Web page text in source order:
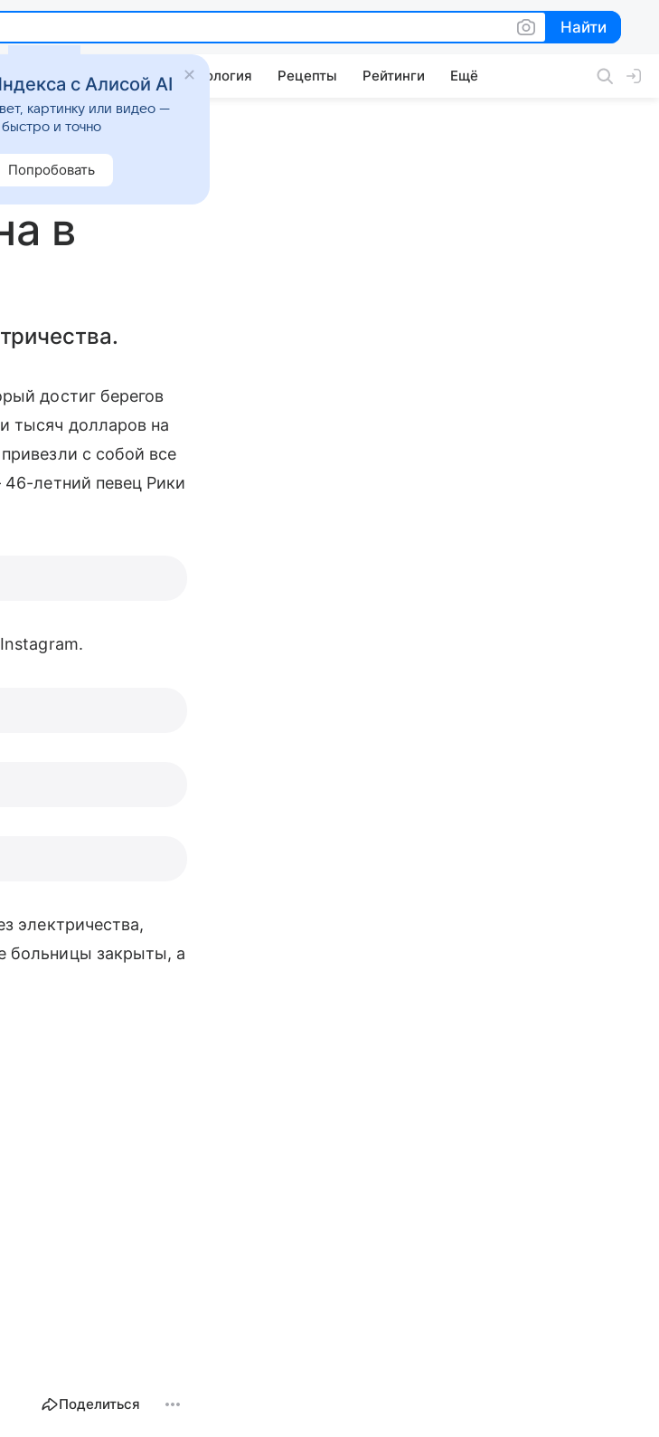
Найти
Найти
Стиль жизни Психология Рецепты Рейтинги Ещё
в
достиг берегов
тысяч долларов на
с собой все
летний певец Рики
электричества,
больницы закрыты, а
Поделиться
с Алисой AI
картинку или видео —
быстро и точно
Попробовать